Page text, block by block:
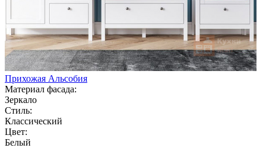
Прихожая Альсобия
Материал фасада:
Зеркало
Стиль:
Классический
Цвет:
Белый